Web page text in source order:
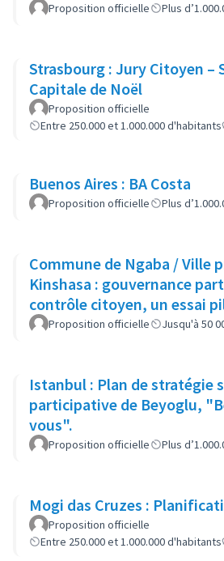
Proposition officielle Plus
Strasbourg : Jury Citoyen –
Capitale de Noël
Proposition officielle
Entre 250.000 et 1.000.000 d'habitants
Buenos Aires : BA Costa
Proposition officielle Plus
Commune de Ngaba / Ville
Kinshasa : gouvernance
contrôle citoyen, un essai
Proposition officielle Jusqu'à 50
Istanbul : Plan de stratégie
participative de Beyoglu,
vous".
Proposition officielle Plus
Mogi das Cruzes :
Proposition officielle
Entre 250.000 et 1.000.000 d'habitants